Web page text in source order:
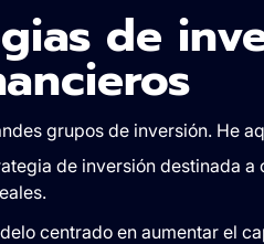
de
grupos de inversión. He
de inversión destinada a
centrado en aumentar el